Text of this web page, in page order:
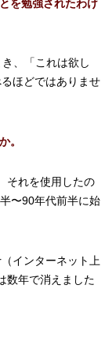
を勉強されたわけ
、「これは欲し
ほどではありませ
。
それを使用したの
〜90年代前半に始
インターネット上
数年で消えました